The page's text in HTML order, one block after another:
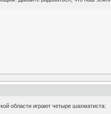
области играют четыре шахматиста: